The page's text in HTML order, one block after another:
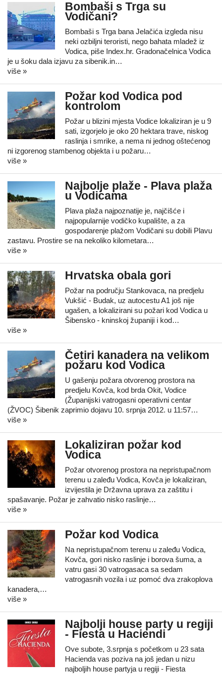
Bombaši s Trga su
Vodičani?
Bombaši s Trga bana Jelačića izgleda nisu
neki ozbiljni teroristi, nego bahata mladež iz
Vodica, piše Index.hr. Gradonačelnica Vodica
je u šoku dala izjavu za sibenik.in…
više »
Požar kod Vodica pod
kontrolom
Požar u blizini mjesta Vodice lokaliziran je u 9
sati, izgorjelo je oko 20 hektara trave, niskog
raslinja i smrike, a nema ni jednog oštećenog
ni izgorenog stambenog objekta i u požaru…
više »
Najbolje plaže - Plava plaža
u Vodicama
Plava plaža najpoznatije je, najčišće i
najpopularnije vodičko kupalište, a za
gospodarenje plažom Vodičani su dobili Plavu
zastavu. Prostire se na nekoliko kilometara…
više »
Hrvatska obala gori
Požar na području Stankovaca, na predjelu
Vukšić - Budak, uz autocestu A1 još nije
ugašen, a lokalizirani su požari kod Vodica u
Šibensko - kninskoj županiji i kod…
više »
Četiri kanadera na velikom
požaru kod Vodica
U gašenju požara otvorenog prostora na
predjelu Kovča, kod brda Okit, Vodice
(Županijski vatrogasni operativni centar
(ŽVOC) Šibenik zaprimio dojavu 10. srpnja 2012. u 11:57…
više »
Lokaliziran požar kod
Vodica
Požar otvorenog prostora na nepristupačnom
terenu u zaleđu Vodica, Kovča je lokaliziran,
izvijestila je Državna uprava za zaštitu i
spašavanje. Požar je zahvatio nisko raslinje…
više »
Požar kod Vodica
Na nepristupačnom terenu u zaleđu Vodica,
Kovča, gori nisko raslinje i borova šuma, a
vatru gasi 30 vatrogasaca sa sedam
vatrogasnih vozila i uz pomoć dva zrakoplova
kanadera,…
više »
Najbolji house party u regiji
- Fiesta u Haciendi
Ove subote, 3.srpnja s početkom u 23 sata
Hacienda vas poziva na još jedan u nizu
najboljih house partyja u regiji - Fiesta